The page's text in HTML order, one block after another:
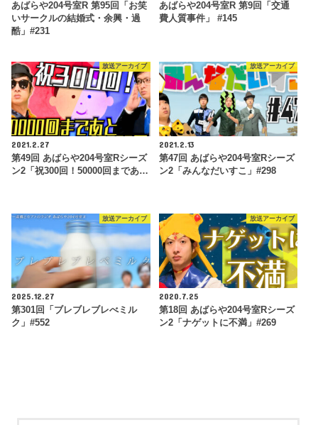
あばらや204号室R 第95回「お笑
いサークルの結婚式・余興・過
酷」#231
あばらや204号室R 第9回「交通
費人質事件」 #145
放送アーカイブ
2021.2.27
第49回 あばらや204号室Rシーズ
ン2「祝300回！50000回まであ…
放送アーカイブ
2021.2.13
第47回 あばらや204号室Rシーズ
ン2「みんなだいすこ」#298
放送アーカイブ
2025.12.27
第301回「ブレブレブレべミル
ク」#552
放送アーカイブ
2020.7.25
第18回 あばらや204号室Rシーズ
ン2「ナゲットに不満」#269